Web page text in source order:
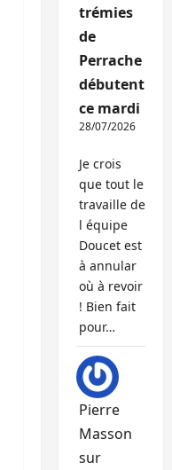
trémies
de
Perrache
débutent
ce mardi
28/07/2026
Je crois
que tout le
travaille de
l équipe
Doucet est
à annular
où à revoir
! Bien fait
pour…
Pierre
Masson
sur